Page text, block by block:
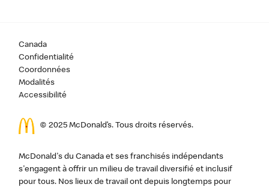
Canada
Confidentialité
Coordonnées
Modalités
Accessibilité
© 2025 McDonald’s. Tous droits réservés.
McDonald's du Canada et ses franchisés indépendants
s'engagent à offrir un milieu de travail diversifié et inclusif
pour tous. Nos lieux de travail ont depuis longtemps pour